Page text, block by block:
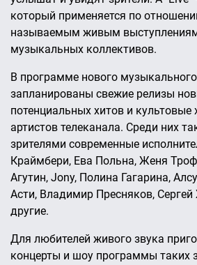
который применяется по
называемым живым выступлениям
музыкальных коллективов.
В программе нового
запланированы свежие релизы
потенциальных хитов и культовые
артистов телеканала. Среди них
зрителями современные
Краймбери, Ева Польна, Женя
Агутин, Jony, Полина Гагарина,
Асти, Владимир Пресняков,
другие.
Для любителей живого звука
концерты и шоу программы таких